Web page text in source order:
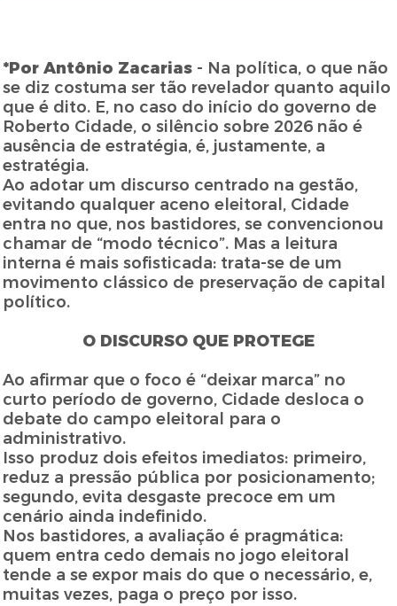
*Por Antônio Zacarias - Na política, o que não
se diz costuma ser tão revelador quanto aquilo
que é dito. E, no caso do início do governo de
Roberto Cidade, o silêncio sobre 2026 não é
ausência de estratégia, é, justamente, a
estratégia.
Ao adotar um discurso centrado na gestão,
evitando qualquer aceno eleitoral, Cidade
entra no que, nos bastidores, se convencionou
chamar de “modo técnico”. Mas a leitura
interna é mais sofisticada: trata-se de um
movimento clássico de preservação de capital
político.
O DISCURSO QUE PROTEGE
Ao afirmar que o foco é “deixar marca” no
curto período de governo, Cidade desloca o
debate do campo eleitoral para o
administrativo.
Isso produz dois efeitos imediatos: primeiro,
reduz a pressão pública por posicionamento;
segundo, evita desgaste precoce em um
cenário ainda indefinido.
Nos bastidores, a avaliação é pragmática:
quem entra cedo demais no jogo eleitoral
tende a se expor mais do que o necessário, e,
muitas vezes, paga o preço por isso.